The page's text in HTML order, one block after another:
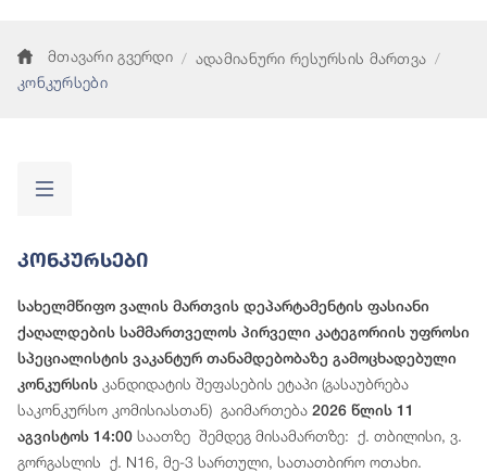
მთავარი გვერდი
ადამიანური რესურსის მართვა
კონკურსები
Კონკურსები
სახელმწიფო ვალის მართვის დეპარტამენტის ფასიანი
ქაღალდების სამმართველოს პირველი კატეგორიის უფროსი
სპეციალისტის ვაკანტურ თანამდებობაზე გამოცხადებული
კონკურსის კანდიდატის შეფასების ეტაპი (გასაუბრება
საკონკურსო კომისიასთან) გაიმართება 2026 წლის 11
აგვისტოს 14:00 საათზე შემდეგ მისამართზე: ქ. თბილისი, ვ.
გორგასლის ქ. N16, მე-3 სართული, სათათბირო ოთახი.